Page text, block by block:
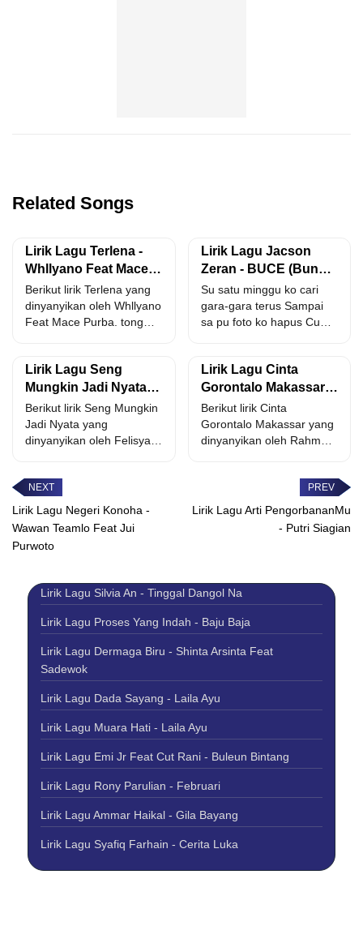
Related Songs
Lirik Lagu Terlena -
Whllyano Feat Mace
Purba
Berikut lirik Terlena yang
dinyanyikan oleh Whllyano
Feat Mace Purba. tong
Lirik Lagu Jacson
Zeran - BUCE (Bunda
Cemburu) feat Toton
Caribo
Su satu minggu ko cari
gara-gara terus Sampai
sa pu foto ko hapus Cuma
Lirik Lagu Seng
Mungkin Jadi Nyata -
Felisya Tanrobak
Berikut lirik Seng Mungkin
Jadi Nyata yang
dinyanyikan oleh Felisya
Lirik Lagu Cinta
Gorontalo Makassar -
Rahmat Tahalu Feat
Aswin Gani
Berikut lirik Cinta
Gorontalo Makassar yang
dinyanyikan oleh Rahmat
Lirik Lagu Negeri Konoha -
Wawan Teamlo Feat Jui
Purwoto
Lirik Lagu Arti PengorbananMu
- Putri Siagian
Lirik Lagu Silvia An - Tinggal Dangol Na
Lirik Lagu Proses Yang Indah - Baju Baja
Lirik Lagu Dermaga Biru - Shinta Arsinta Feat
Sadewok
Lirik Lagu Dada Sayang - Laila Ayu
Lirik Lagu Muara Hati - Laila Ayu
Lirik Lagu Emi Jr Feat Cut Rani - Buleun Bintang
Lirik Lagu Rony Parulian - Februari
Lirik Lagu Ammar Haikal - Gila Bayang
Lirik Lagu Syafiq Farhain - Cerita Luka